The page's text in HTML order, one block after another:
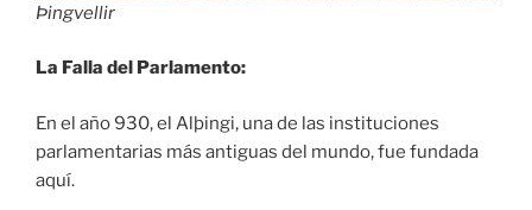
Þingvellir
La Falla del Parlamento:
En el año 930, el Alþingi, una de las instituciones
parlamentarias más antiguas del mundo, fue fundada
aquí.